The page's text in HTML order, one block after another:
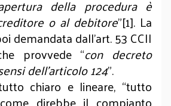
della procedura è
o al debitore”[1]. La
demandata dall’art. 53 CCII
provvede “con decreto
dell’articolo 124”.
chiaro e lineare, “tutto